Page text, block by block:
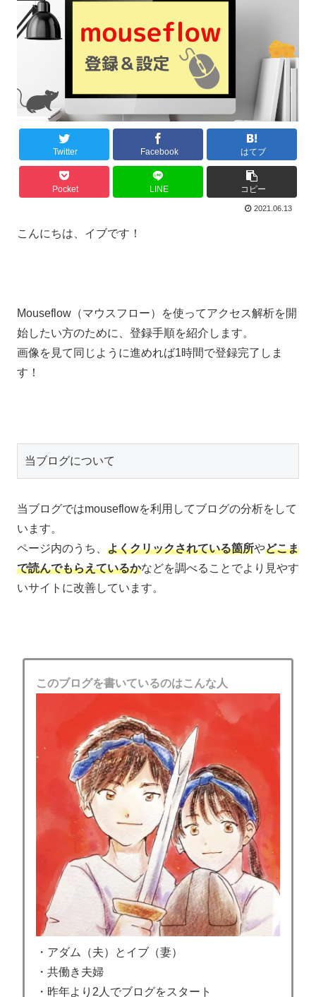
Twitter Facebook はてブ
Pocket LINE コピー
2021.06.13
こんにちは、イブです！
Mouseflow（マウスフロー）を使ってアクセス解析を開
始したい方のために、登録手順を紹介します。
画像を見て同じように進めれば1時間で登録完了しま
す！
当ブログについて
当ブログではmouseflowを利用してブログの分析をして
います。
ページ内のうち、 よくクリックされている箇所やどこま
で読んでもらえているかなどを調べることでより見やす
いサイトに改善しています。
このブログを書いているのはこんな人
・アダム（夫）とイブ（妻）
・共働き夫婦
・昨年より2人でブログをスタート